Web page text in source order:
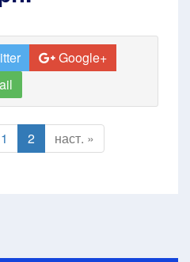
Google+
1 2 наст. »